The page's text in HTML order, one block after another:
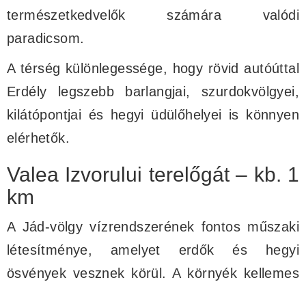
természetkedvelők számára valódi
paradicsom.
A térség különlegessége, hogy rövid autóúttal
Erdély legszebb barlangjai, szurdokvölgyei,
kilátópontjai és hegyi üdülőhelyei is könnyen
elérhetők.
Valea Izvorului terelőgát – kb. 1
km
A Jád-völgy vízrendszerének fontos műszaki
létesítménye, amelyet erdők és hegyi
ösvények vesznek körül. A környék kellemes